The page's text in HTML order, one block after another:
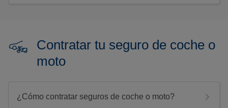
Contratar tu seguro de coche o
moto
¿Cómo contratar seguros de coche o moto?